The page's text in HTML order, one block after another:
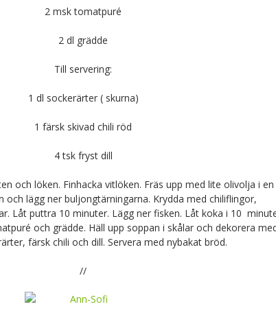
2 msk tomatpuré
2 dl grädde
Till servering:
1 dl sockerärter ( skurna)
1 färsk skivad chili röd
4 tsk fryst dill
och löken. Finhacka vitlöken. Fräs upp med lite olivolja i en
och lägg ner buljongtärningarna. Krydda med chiliflingor,
Låt puttra 10 minuter. Lägg ner fisken. Låt koka i 10
och grädde. Häll upp soppan i skålar och dekorera
färsk chili och dill. Servera med nybakat bröd.
//